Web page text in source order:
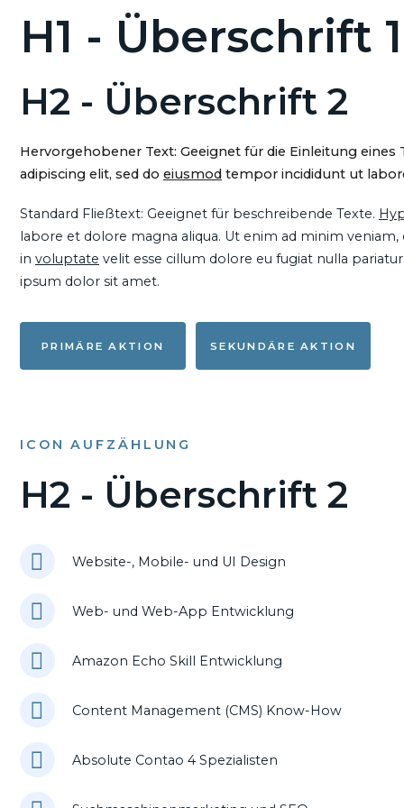
H1 - Überschrift 1
H2 - Überschrift 2
Hervorgehobener Text: Geeignet für die Einleitung
adipiscing elit, sed do eiusmod tempor incididunt ut
Standard Fließtext: Geeignet für beschreibende Texte.
labore et dolore magna aliqua. Ut enim ad minim
in voluptate velit esse cillum dolore eu fugiat nulla
ipsum dolor sit amet.
PRIMÄRE AKTION SEKUNDÄRE AKTION
ICON AUFZÄHLUNG
H2 - Überschrift 2
Website-, Mobile- und UI Design
Web- und Web-App Entwicklung
Amazon Echo Skill Entwicklung
Content Management (CMS) Know-How
Absolute Contao 4 Spezialisten